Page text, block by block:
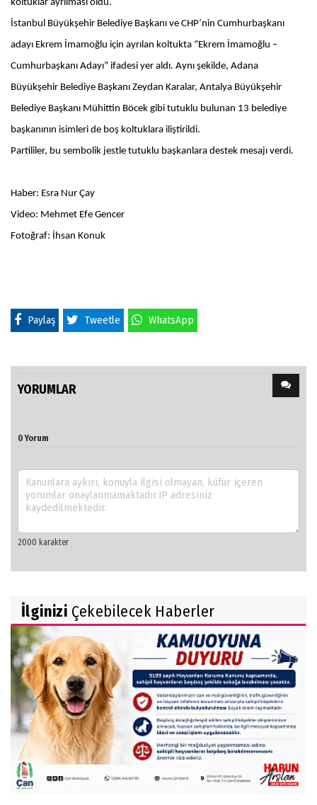
koltuklar ayrılması oldu.
İstanbul Büyükşehir Belediye Başkanı ve CHP’nin Cumhurbaşkanı
adayı Ekrem İmamoğlu için ayrılan koltukta “Ekrem İmamoğlu –
Cumhurbaşkanı Adayı” ifadesi yer aldı. Aynı şekilde, Adana
Büyükşehir Belediye Başkanı Zeydan Karalar, Antalya Büyükşehir
Belediye Başkanı Mühittin Böcek gibi tutuklu bulunan 13 belediye
başkanının isimleri de boş koltuklara iliştirildi.
Partililer, bu sembolik jestle tutuklu başkanlara destek mesajı verdi.
Haber: Esra Nur Çay
Video: Mehmet Efe Gencer
Fotoğraf: İhsan Konuk
Paylaş Tweetle WhatsApp
YORUMLAR
0 Yorum
İlginizi Çekebilecek Haberler